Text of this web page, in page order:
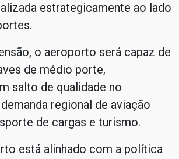
estrategicamente ao lado
o aeroporto será capaz de
de médio porte,
salto de qualidade no
regional de aviação
de cargas e turismo.
está alinhado com a política